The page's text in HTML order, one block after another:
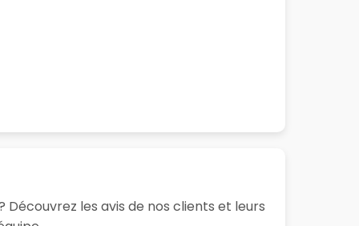
Découvrez les avis de nos clients et leurs